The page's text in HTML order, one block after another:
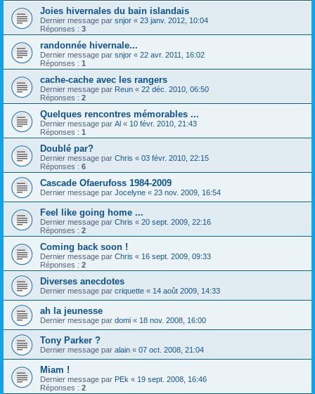
Joies hivernales du bain islandais
Dernier message par snjor « 23 janv. 2012, 10:04
Réponses : 3
randonnée hivernale...
Dernier message par snjor « 22 avr. 2011, 16:02
Réponses : 1
cache-cache avec les rangers
Dernier message par Reun « 22 déc. 2010, 06:50
Réponses : 2
Quelques rencontres mémorables ...
Dernier message par Al « 10 févr. 2010, 21:43
Réponses : 1
Doublé par?
Dernier message par Chris « 03 févr. 2010, 22:15
Réponses : 6
Cascade Ofaerufoss 1984-2009
Dernier message par Jocelyne « 23 nov. 2009, 16:54
Feel like going home ...
Dernier message par Chris « 20 sept. 2009, 22:16
Réponses : 2
Coming back soon !
Dernier message par Chris « 16 sept. 2009, 09:33
Réponses : 2
Diverses anecdotes
Dernier message par criquette « 14 août 2009, 14:33
ah la jeunesse
Dernier message par domi « 18 nov. 2008, 16:00
Tony Parker ?
Dernier message par alain « 07 oct. 2008, 21:04
Miam !
Dernier message par PEk « 19 sept. 2008, 16:46
Réponses : 2